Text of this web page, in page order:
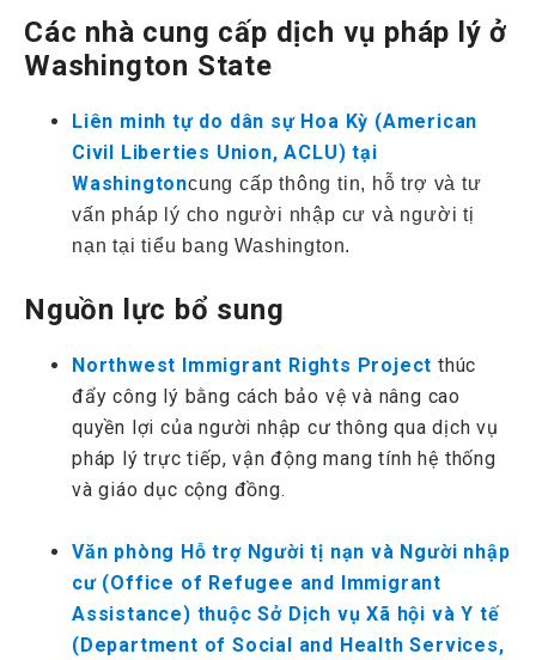
Các nhà cung cấp dịch vụ pháp lý ở
Washington State
Liên minh tự do dân sự Hoa Kỳ (American
Civil Liberties Union, ACLU) tại
Washingtoncung cấp thông tin, hỗ trợ và tư
vấn pháp lý cho người nhập cư và người tị
nạn tại tiểu bang Washington.
Nguồn lực bổ sung
Northwest Immigrant Rights Project thúc
đẩy công lý bằng cách bảo vệ và nâng cao
quyền lợi của người nhập cư thông qua dịch vụ
pháp lý trực tiếp, vận động mang tính hệ thống
và giáo dục cộng đồng.
Văn phòng Hỗ trợ Người tị nạn và Người nhập
cư (Office of Refugee and Immigrant
Assistance) thuộc Sở Dịch vụ Xã hội và Y tế
(Department of Social and Health Services,